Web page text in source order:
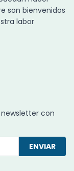
son bienvenidos
labor
con
ENVIAR